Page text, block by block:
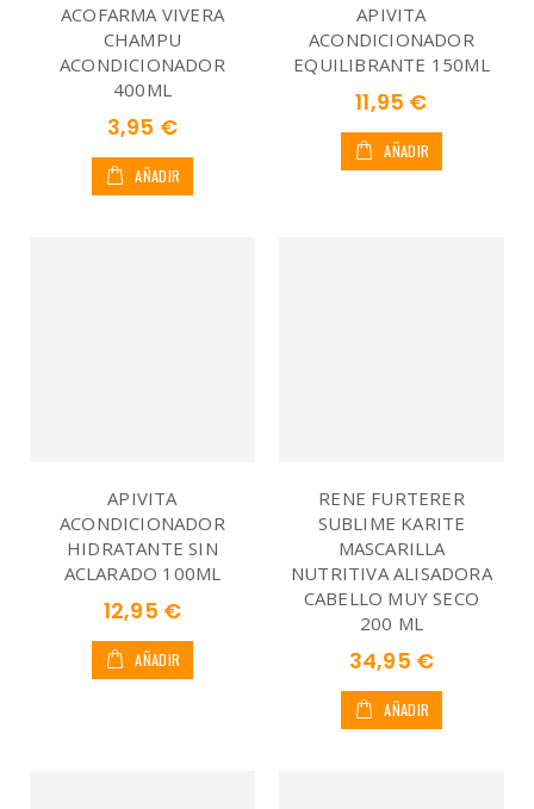
ACOFARMA VIVERA
CHAMPU
ACONDICIONADOR
400ML
3,95 €
AÑADIR
APIVITA
ACONDICIONADOR
EQUILIBRANTE 150ML
11,95 €
AÑADIR
APIVITA
ACONDICIONADOR
HIDRATANTE SIN
ACLARADO 100ML
12,95 €
AÑADIR
RENE FURTERER
SUBLIME KARITE
MASCARILLA
NUTRITIVA ALISADORA
CABELLO MUY SECO
200 ML
34,95 €
AÑADIR